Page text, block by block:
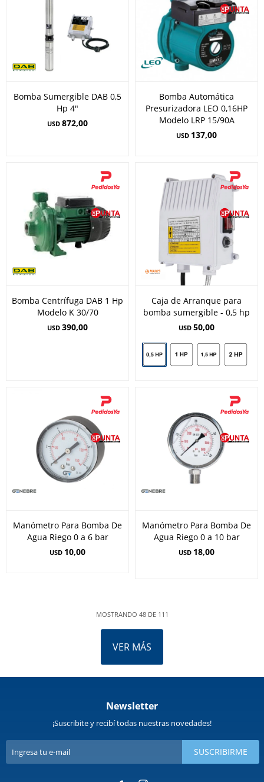
Bomba Sumergible DAB 0,5
Hp 4"
USD 872,00
Bomba Automática
Presurizadora LEO 0,16HP
Modelo LRP 15/90A
USD 137,00
Bomba Centrífuga DAB 1 Hp
Modelo K 30/70
USD 390,00
Caja de Arranque para
bomba sumergible - 0,5 hp
USD 50,00
Manómetro Para Bomba De
Agua Riego 0 a 6 bar
USD 10,00
Manómetro Para Bomba De
Agua Riego 0 a 10 bar
USD 18,00
MOSTRANDO 48DE 111
VER MÁS
Newsletter
¡Suscribite y recibí todas nuestras novedades!
SUSCRIBIRME